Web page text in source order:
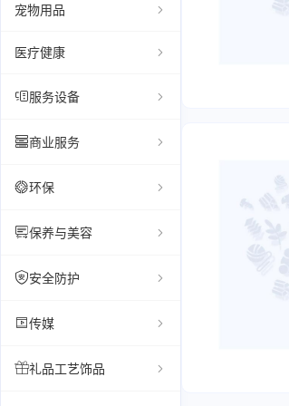
宠物用品
医疗健康
服务设备
商业服务
环保
保养与美容
安全防护
传媒
礼品工艺饰品